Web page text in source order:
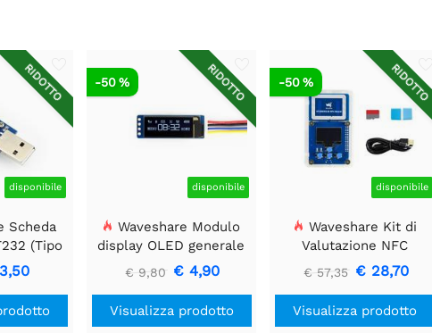
RIDOTTO
disponibile
Scheda
(Tipo
di
USB a
RIDOTTO
disponibile
-50 %
Waveshare Modulo
display OLED generale
da 0,91 pollici, 128x32
€ 9,80 € 4,90
Visualizza prodotto
RIDOTTO
disponibile
-50 %
Waveshare Kit di
Valutazione NFC
ST25R3911B, Lettore
NFC + scheda TF + cavo
€ 57,35 € 28,70
Visualizza prodotto